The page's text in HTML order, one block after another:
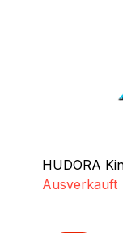
HUDORA
Ausverkauft